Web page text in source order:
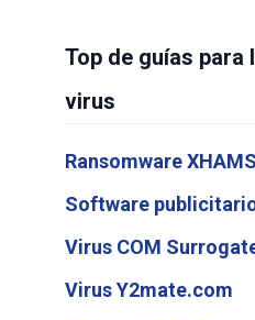
Top de guías para
virus
Ransomware
Software
Virus COM
Virus Y2mate.com